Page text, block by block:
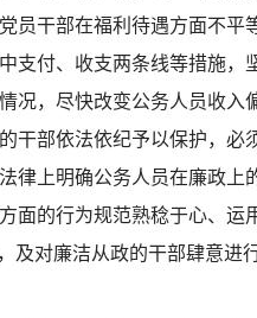
员干部在福利待遇方面不
支付、收支两条线等措施
况，尽快改变公务人员收
干部依法依纪予以保护，
律上明确公务人员在廉政
面的行为规范熟稔于心、
及对廉洁从政的干部肆意